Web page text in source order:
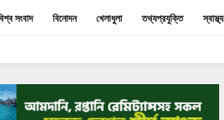
সংবাদ বিনোদন খেলাধুলা তথ্যপ্রযুক্তি স্বাস্থ্য